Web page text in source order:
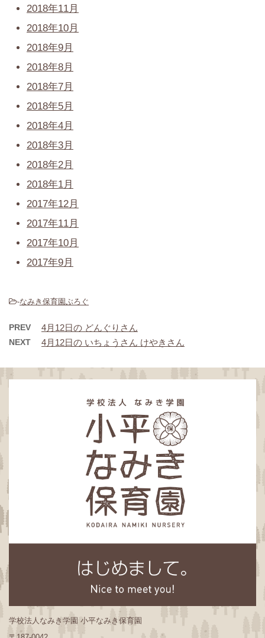
2018年11月
2018年10月
2018年9月
2018年8月
2018年7月
2018年5月
2018年4月
2018年3月
2018年2月
2018年1月
2017年12月
2017年11月
2017年10月
2017年9月
-なみき保育園ぶろぐ
PREV 4月12日の どんぐりさん
NEXT 4月12日の いちょうさん けやきさん
学校法人なみき学園 小平なみき保育園